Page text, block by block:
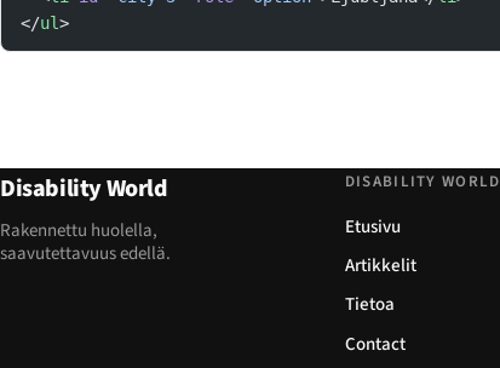
</ul>
Disability World
Rakennettu huolella,
saavutettavuus edellä.
DISABILITY WORLD
Etusivu
Artikkelit
Tietoa
Contact